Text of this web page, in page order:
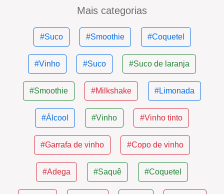
Mais categorias
#Suco #Smoothie #Coquetel
#Vinho #Suco #Suco de laranja
#Smoothie #Milkshake #Limonada
#Álcool #Vinho #Vinho tinto
#Garrafa de vinho #Copo de vinho
#Adega #Saquê #Coquetel